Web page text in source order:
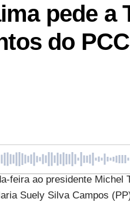
pede a
do PCC
feira ao presidente Michel
Suely Silva Campos